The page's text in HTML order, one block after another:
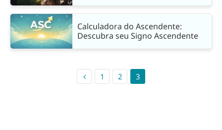
Calculadora do Ascendente:
Descubra seu Signo Ascendente
1 2 3